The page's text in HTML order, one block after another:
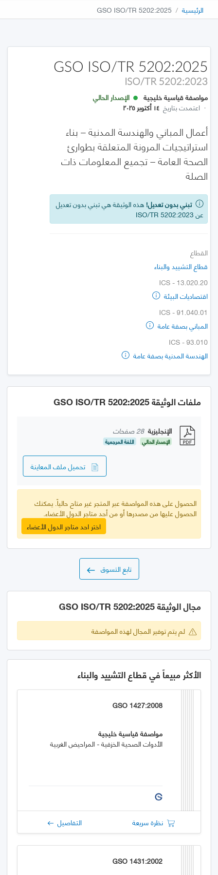
الرئيسية GSO ISO/TR 5202:2025
GSO ISO/TR 5202:2025
ISO/TR 5202:2023
مواصفة قياسية خليجية
الإصدار الحالي
· اعتمدت بتاريخ ١٤ أكتوبر ٢٠٢٥
أعمال المباني والهندسة المدنية – بناء
استراتيجيات المرونة المتعلقة بطوارئ
الصحة العامة – تجميع المعلومات ذات
الصلة
تبني بدون تعديل! هذه الوثيقة هي تبني بدون تعديل
عن ISO/TR 5202:2023
القطاع
قطاع التشييد والبناء
ICS - 13.020.20
اقتصاديات البيئة
ICS - 91.040.01
المباني بصفة عامة
ICS - 93.010
الهندسة المدنية بصفة عامة
ملفات الوثيقة GSO ISO/TR 5202:2025
الإنجليزية 28 صفحات
الإصدار الحالي اللغة المرجعية
تحميل ملف المعاينة
الحصول على هذه المواصفة عبر المتجر غير متاح حالياً. يمكنك
الحصول عليها من مصدرها أو من أحد متاجر الدول الأعضاء.
اختر احد متاجر الدول الأعضاء
تابع التسوق
مجال الوثيقة GSO ISO/TR 5202:2025
لم يتم توفير المجال لهذه المواصفة
الأكثر مبيعاً في قطاع التشييد والبناء
GSO 1427:2008
مواصفة قياسية خليجية
الأدوات الصحية الخزفية - المراحيض الغربية
نظرة سريعة التفاصيل
GSO 1431:2002